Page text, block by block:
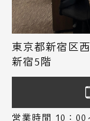
東京都新宿区
新宿5階
営業時間 10：00